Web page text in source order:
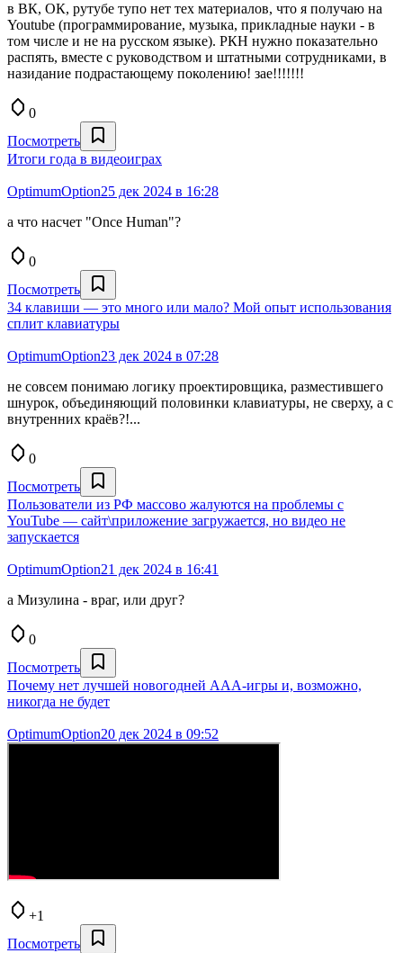
в ВК, ОК, рутубе тупо нет тех материалов, что я получаю на
Youtube (программирование, музыка, прикладные науки - в
том числе и не на русском языке). РКН нужно показательно
распять, вместе с руководством и штатными сотрудниками, в
назидание подрастающему поколению! зае!!!!!!!
0
Посмотреть
Итоги года в видеоиграх
OptimumOption25 дек 2024 в 16:28
а что насчет "Once Human"?
0
Посмотреть
34 клавиши — это много или мало? Мой опыт использования
сплит клавиатуры
OptimumOption23 дек 2024 в 07:28
не совсем понимаю логику проектировщика, разместившего
шнурок, объединяющий половинки клавиатуры, не сверху, а с
внутренних краёв?!...
0
Посмотреть
Пользователи из РФ массово жалуются на проблемы с
YouTube — сайт\приложение загружается, но видео не
запускается
OptimumOption21 дек 2024 в 16:41
а Мизулина - враг, или друг?
0
Посмотреть
Почему нет лучшей новогодней AAA-игры и, возможно,
никогда не будет
OptimumOption20 дек 2024 в 09:52
+1
Посмотреть